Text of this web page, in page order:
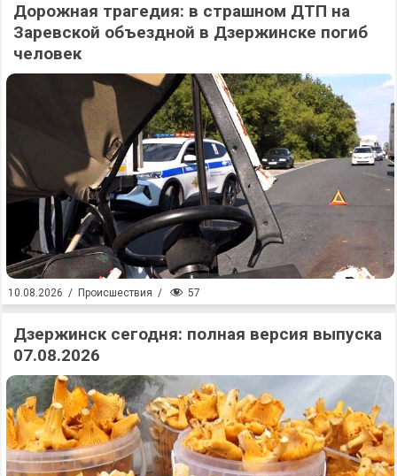
Дорожная трагедия: в страшном ДТП на
Заревской объездной в Дзержинске погиб
человек
10.08.2026 / Происшествия / 57
Дзержинск сегодня: полная версия выпуска
07.08.2026